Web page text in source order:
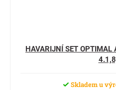
HAVARIJNÍ SET
Skladem u